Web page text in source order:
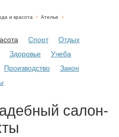
и красота Ателье
Спорт
Отдых
Здоровье
Учеба
Производство
Закон
салон-